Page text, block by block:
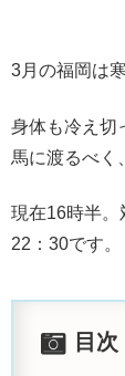
3月の福岡は寒
身体も冷え切
馬に渡るべく
現在16時半。
22：30です。
目次